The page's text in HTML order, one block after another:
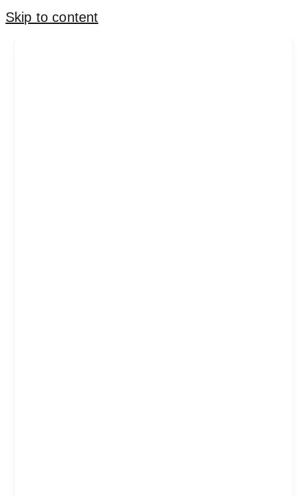
Skip to content